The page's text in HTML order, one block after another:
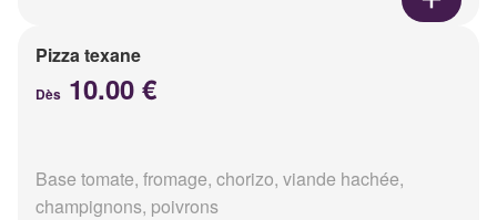
Pizza texane
Dès 10.00 €
Base tomate, fromage, chorizo, viande hachée,
champignons, poivrons